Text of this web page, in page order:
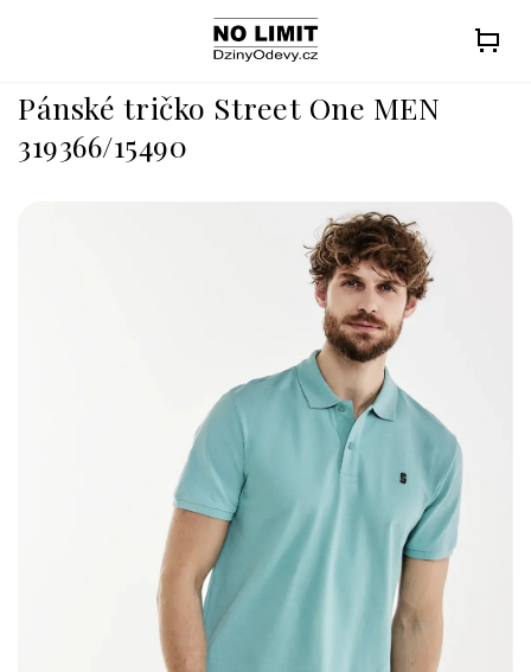
Pánské tričko Street One MEN
319366/15490